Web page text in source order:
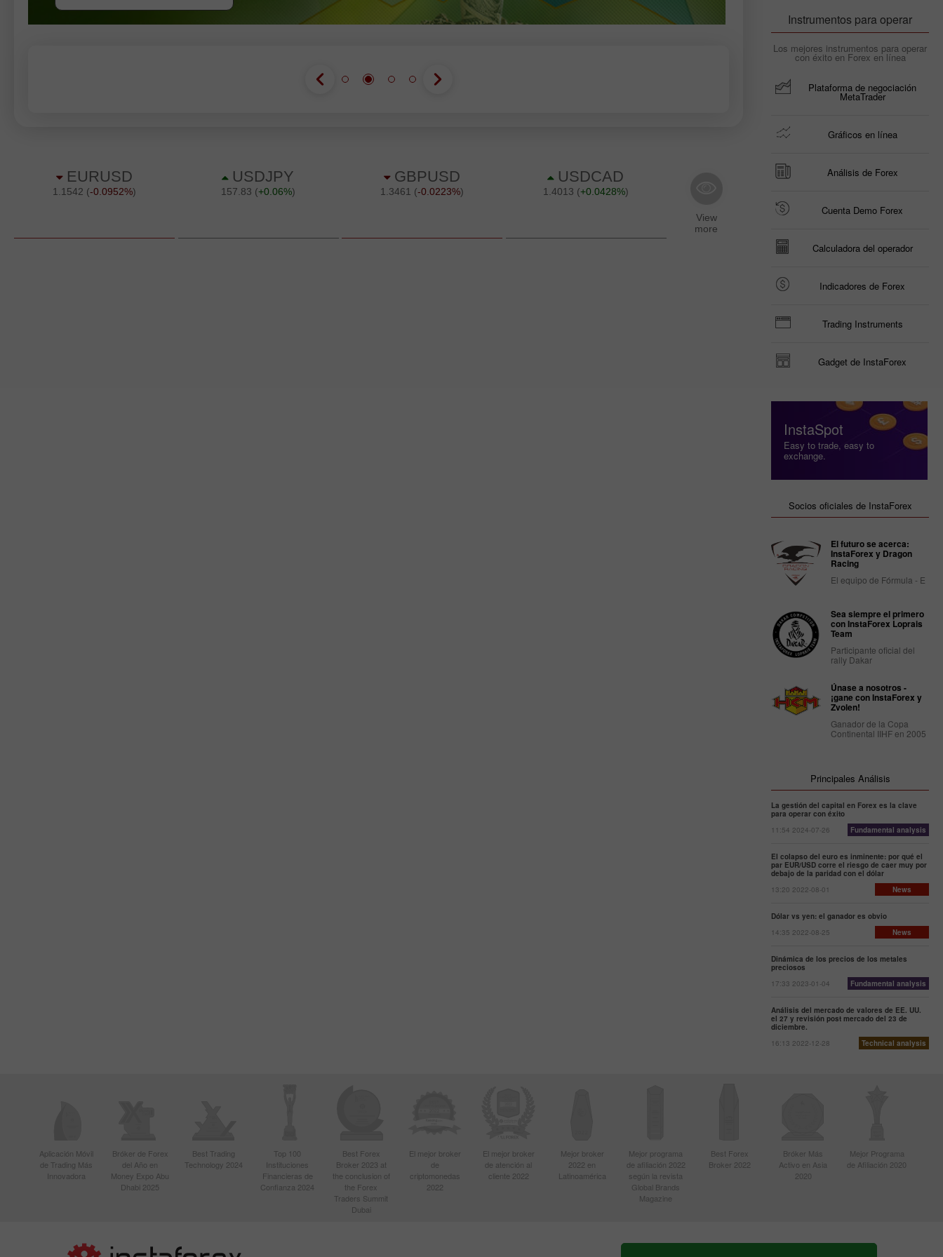
Instrumentos para operar
Los mejores instrumentos para operar
con éxito en Forex en línea
Plataforma de negociación
MetaTrader
Gráficos en línea
Análisis de Forex
Cuenta Demo Forex
Calculadora del operador
Indicadores de Forex
Trading Instruments
Gadget de InstaForex
InstaSpot
Easy to trade, easy to
exchange.
Socios oficiales de InstaForex
El futuro se acerca:
InstaForex y Dragon
Racing
El equipo de Fórmula - E
Sea siempre el primero
con InstaForex Loprais
Team
Participante oficial del
rally Dakar
Únase a nosotros -
¡gane con InstaForex y
Zvolen!
Ganador de la Copa
Continental IIHF en 2005
Principales Análisis
La gestión del capital en Forex es la clave
para operar con éxito
11:54 2024-07-26
Fundamental analysis
El colapso del euro es inminente: por qué el
par EUR/USD corre el riesgo de caer muy por
debajo de la paridad con el dólar
13:20 2022-08-01
News
Dólar vs yen: el ganador es obvio
14:35 2022-08-25
News
Dinámica de los precios de los metales
preciosos
17:33 2023-01-04
Fundamental analysis
Análisis del mercado de valores de EE. UU.
el 27 y revisión post mercado del 23 de
diciembre.
16:13 2022-12-28
Technical analysis
Aplicación Móvil
de Trading Más
Innovadora
Bróker de Forex
del Año en
Money Expo Abu
Dhabi 2025
Best Trading
Technology 2024
Top 100
Instituciones
Financieras de
Confianza 2024
Best Forex
Broker 2023 at
the conclusion of
the Forex
Traders Summit
Dubai
El mejor broker
de
criptomonedas
2022
El mejor broker
de atención al
cliente 2022
Mejor broker
2022 en
Latinoamérica
Mejor programa
de afiliación 2022
según la revista
Global Brands
Magazine
Best Forex
Broker 2022
Bróker Más
Activo en Asia
2020
Mejor Programa
de Afiliación 2020